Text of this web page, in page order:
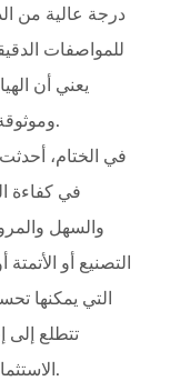
درجة عالية من
للمواصفات
يعني أن
وموثوقة، لتحسين كفاءة المشروع وتقليل النفايات.
في الختام،
في كفاءة
والسهل
التصنيع أو الأتمتة
التي يمكنها
تتطلع
الاستثمار في أنظمة مقاطع الألمنيوم ذات الفتحات.